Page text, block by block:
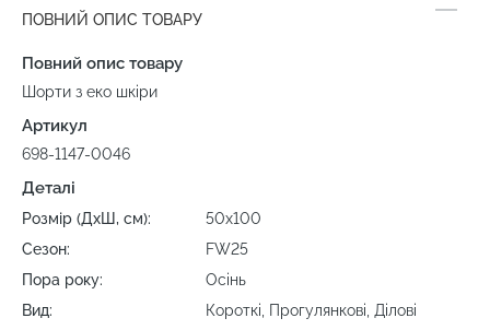
ПОВНИЙ ОПИС ТОВАРУ
Повний опис товару
Шорти з еко шкіри
Артикул
698-1147-0046
Деталі
Розмір (ДхШ, см):
50х100
Сезон:
FW25
Пора року:
Осінь
Вид:
Короткі, Прогулянкові, Ділові